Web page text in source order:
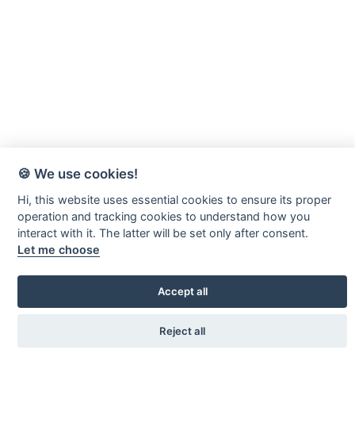
Värnamo-Forsheda Rör AB
Margretelundsvägen 20
331 34 Värnamo
Kontakta oss
🍪 We use cookies!
Hi, this website uses essential cookies to ensure its proper
operation and tracking cookies to understand how you
interact with it. The latter will be set only after consent.
Let me choose
Accept all
Reject all